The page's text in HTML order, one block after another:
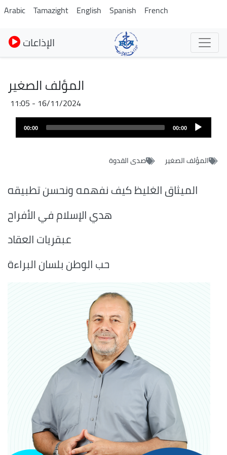
Skip
to
main
content
Arabic Tamazight English Spanish French
الإذاعات
المؤلف الصغير
16/11/2024 - 11:05
00:00
00:00
المؤلف الصغير صدى القدوة
الميثاق الغليظ كيف نفهمه ونحسن تطبيقه
هدي الإسلام في الأفراح
عبقريات العقاد
حب الوطن بلسان البراءة